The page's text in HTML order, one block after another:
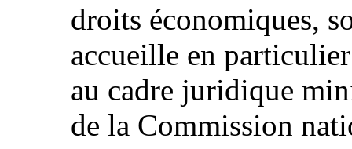
droits économiques,
accueille en
au cadre juridique
de la Commission